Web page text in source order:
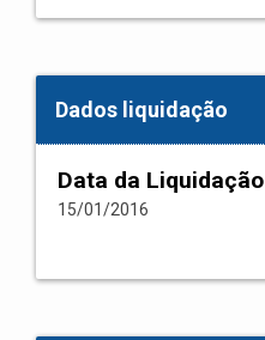
Dados liquidação
Data da Liquidação
15/01/2016